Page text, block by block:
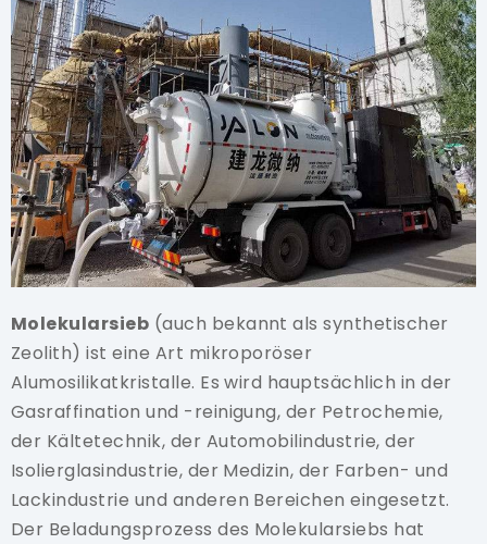
Molekularsieb (auch bekannt als synthetischer
Zeolith) ist eine Art mikroporöser
Alumosilikatkristalle. Es wird hauptsächlich in der
Gasraffination und -reinigung, der Petrochemie,
der Kältetechnik, der Automobilindustrie, der
Isolierglasindustrie, der Medizin, der Farben- und
Lackindustrie und anderen Bereichen eingesetzt.
Der Beladungsprozess des Molekularsiebs hat